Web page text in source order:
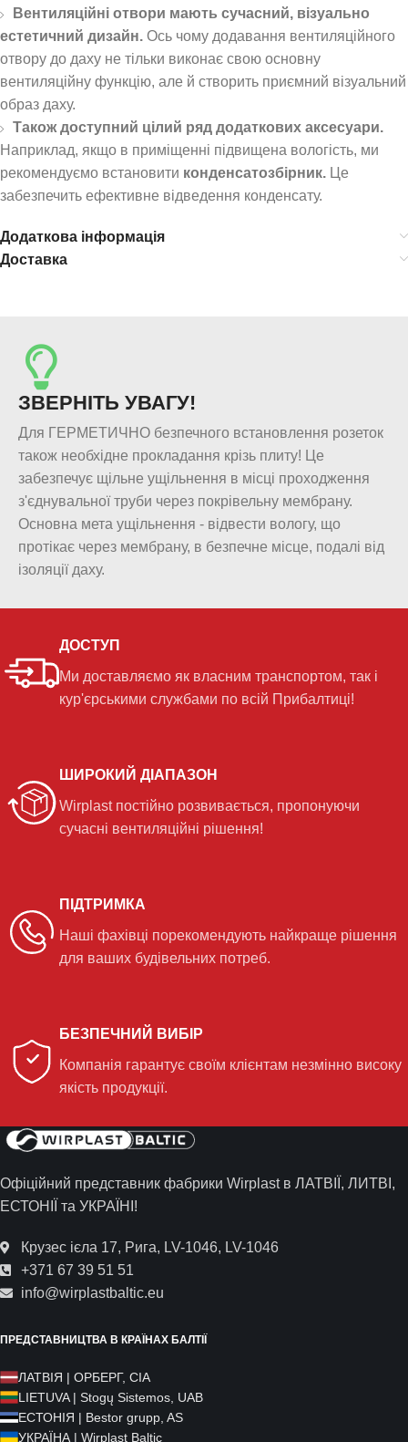
Вентиляційні отвори мають сучасний, візуально
естетичний дизайн. Ось чому додавання вентиляційного
отвору до даху не тільки виконає свою основну
вентиляційну функцію, але й створить приємний візуальний
образ даху.
Також доступний цілий ряд додаткових аксесуари.
Наприклад, якщо в приміщенні підвищена вологість, ми
рекомендуємо встановити конденсатозбірник. Це
забезпечить ефективне відведення конденсату.
Додаткова інформація
Доставка
ЗВЕРНІТЬ УВАГУ!
Для ГЕРМЕТИЧНО безпечного встановлення розеток
також необхідне прокладання крізь плиту! Це
забезпечує щільне ущільнення в місці проходження
з'єднувальної труби через покрівельну мембрану.
Основна мета ущільнення - відвести вологу, що
протікає через мембрану, в безпечне місце, подалі від
ізоляції даху.
ДОСТУП
Ми доставляємо як власним транспортом, так і
кур'єрськими службами по всій Прибалтиці!
ШИРОКИЙ ДІАПАЗОН
Wirplast постійно розвивається, пропонуючи
сучасні вентиляційні рішення!
ПІДТРИМКА
Наші фахівці порекомендують найкраще рішення
для ваших будівельних потреб.
БЕЗПЕЧНИЙ ВИБІР
Компанія гарантує своїм клієнтам незмінно високу
якість продукції.
Офіційний представник фабрики Wirplast в ЛАТВІЇ, ЛИТВІ,
ЕСТОНІЇ та УКРАЇНІ!
Крузес ієла 17, Рига, LV-1046, LV-1046
+371 67 39 51 51
info@wirplastbaltic.eu
ПРЕДСТАВНИЦТВА В КРАЇНАХ БАЛТІЇ
ЛАТВІЯ | ОРБЕРГ, СІА
LIETUVA | Stogų Sistemos, UAB
ЕСТОНІЯ | Bestor grupp, AS
УКРАЇНА | Wirplast Baltic